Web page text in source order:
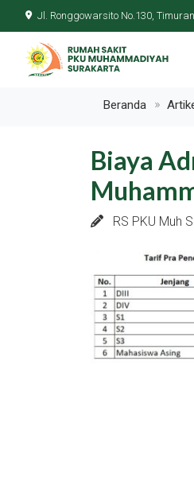
Jl. Ronggowarsito No.130,
Beranda
Biaya
RS PKU Muh